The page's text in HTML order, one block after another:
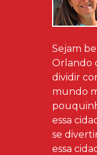
Sejam
Orlando
dividir
mundo
essa
se
essa